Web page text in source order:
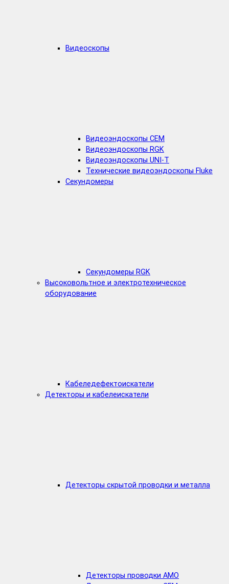
Видеоскопы
Видеоэндоскопы CEM
Видеоэндоскопы RGK
Видеоэндоскопы UNI-T
Технические видеоэндоскопы Fluke
Секундомеры
Секундомеры RGK
Высоковольтное и электротехническое
оборудование
Кабеледефектоискатели
Детекторы и кабелеискатели
Детекторы скрытой проводки и металла
Детекторы проводки AMO